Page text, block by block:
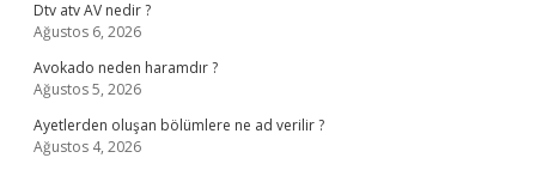
Dtv atv AV nedir ?
Ağustos 6, 2026
Avokado neden haramdır ?
Ağustos 5, 2026
Ayetlerden oluşan bölümlere ne ad verilir ?
Ağustos 4, 2026